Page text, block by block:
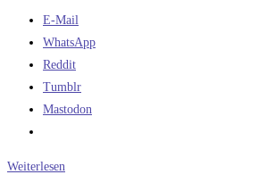
E-Mail
WhatsApp
Reddit
Tumblr
Mastodon
Weiterlesen